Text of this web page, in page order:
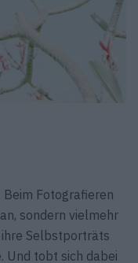
Fotografieren
sondern vielmehr
ihre Selbstporträts
Und tobt sich dabei